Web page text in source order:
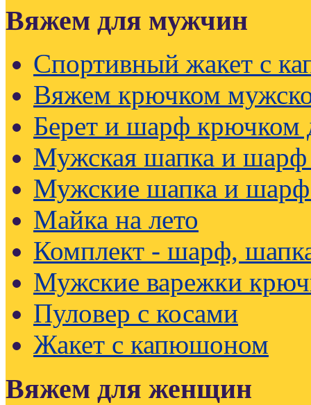
Вяжем для мужчин
Спортивный жакет с
Вяжем крючком
Берет и шарф
Мужская шапка и шарф
Мужские шапка и
Майка на лето
Комплект - шарф,
Мужские варежки
Пуловер с косами
Жакет с капюшоном
Вяжем для женщин